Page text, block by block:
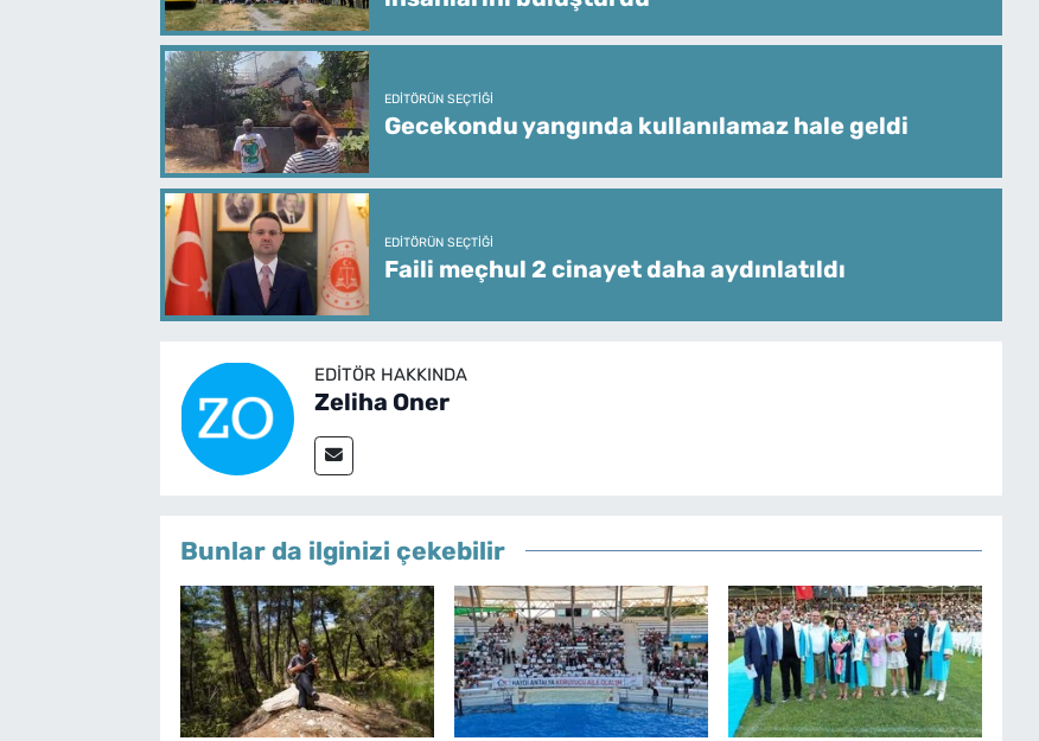
EDITÖRÜN SEÇTIĞI
Gecekondu yangında kullanılamaz hale geldi
EDITÖRÜN SEÇTIĞI
Faili meçhul 2 cinayet daha aydınlatıldı
EDITÖR HAKKINDA
Zeliha Oner
Bunlar da ilginizi çekebilir